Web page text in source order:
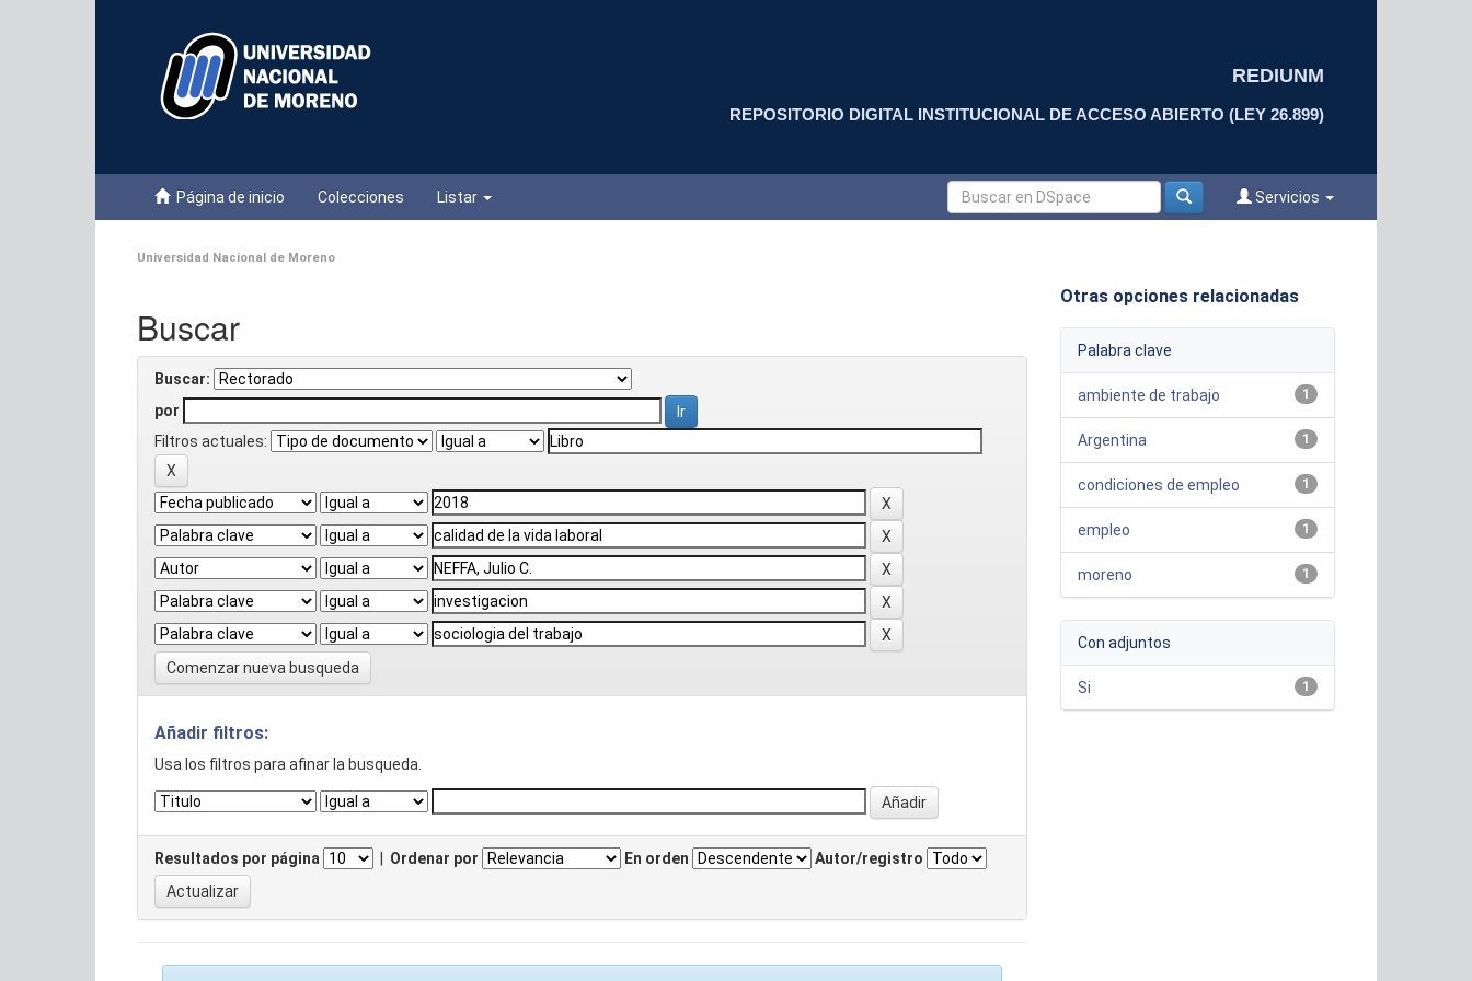
REDIUNM
REPOSITORIO DIGITAL INSTITUCIONAL DE ACCESO ABIERTO (LEY 26.899)
Página de inicio Colecciones Listar Servicios
Universidad Nacional de Moreno
Buscar
Buscar:
por
Filtros actuales:
Comenzar nueva busqueda
Añadir filtros:
Usa los filtros para afinar la busqueda.
Resultados por página Ordenar por En orden Autor/registro
Otras opciones relacionadas
Palabra clave
1
ambiente de trabajo
1
Argentina
1
condiciones de empleo
1
empleo
1
moreno
Con adjuntos
1
Si